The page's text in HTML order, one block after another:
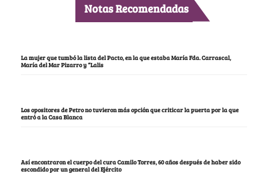
Notas Recomendadas
La mujer que tumbó la lista del Pacto, en la que estaba María Fda. Carrascal,
María del Mar Pizarro y “Lalis
Los opositores de Petro no tuvieron más opción que criticar la puerta por la que
entró a la Casa Blanca
Así encontraron el cuerpo del cura Camilo Torres, 60 años después de haber sido
escondido por un general del Ejército